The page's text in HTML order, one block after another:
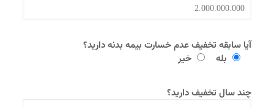
آیا سابقه تخفیف عدم خسارت بیمه بدنه دارید؟
بله
خیر
چند سال تخفیف دارید؟